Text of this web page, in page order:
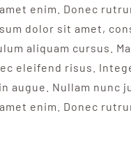
enim. Donec
dolor sit amet,
aliquam cursus.
eleifend risus.
augue. Nullam nunc
enim. Donec